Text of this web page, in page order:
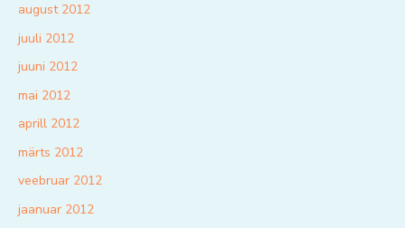
august 2012
juuli 2012
juuni 2012
mai 2012
aprill 2012
märts 2012
veebruar 2012
jaanuar 2012